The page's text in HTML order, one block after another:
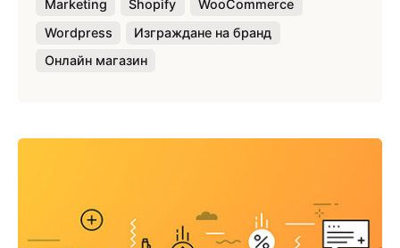
Marketing Shopify
WooCommerce
Wordpress
Изграждане на бранд
Онлайн магазин